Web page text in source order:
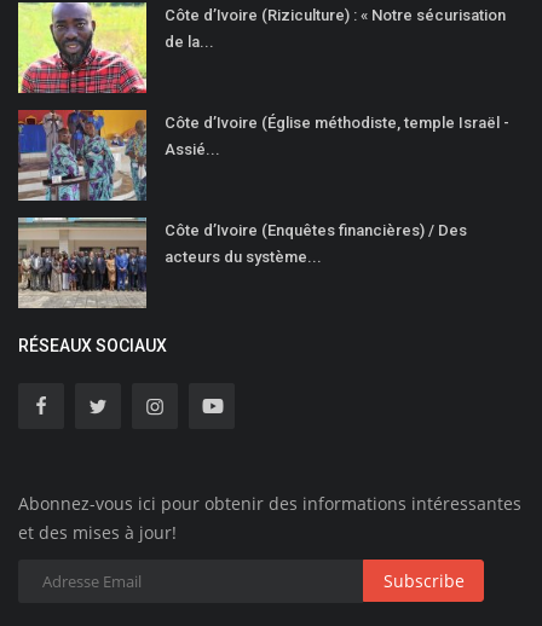
Côte d’Ivoire (Riziculture) : « Notre sécurisation
de la...
Côte d’Ivoire (Église méthodiste, temple Israël -
Assié...
Côte d’Ivoire (Enquêtes financières) / Des
acteurs du système...
RÉSEAUX SOCIAUX
Abonnez-vous ici pour obtenir des informations intéressantes
et des mises à jour!
Subscribe